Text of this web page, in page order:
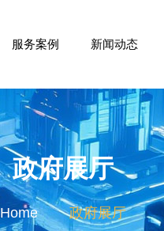
服务案例 新闻动态
政府展厅
Home 政府展厅